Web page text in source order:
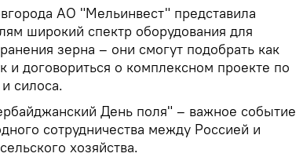
АО "Мельинвест" представила
широкий спектр оборудования для
зерна – они смогут подобрать как
и договориться о комплексном проекте по
силоса.
День поля" – важное событие
сотрудничества между Россией и
хозяйства.